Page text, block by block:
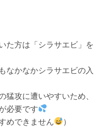
た方は「シラサエビ」を
なかなかシラサエビの入
猛攻に遭いやすいため、
必要です
めできません
）